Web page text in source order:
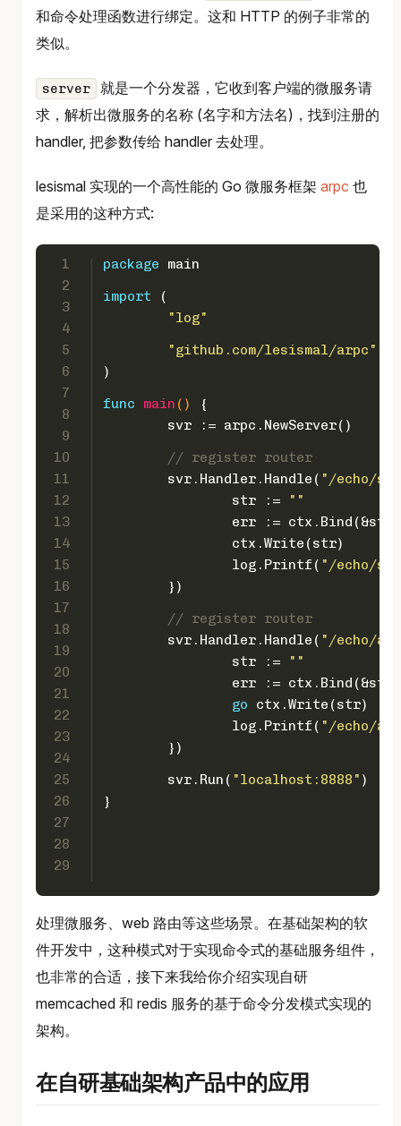
和命令处理函数进行绑定。这和 HTTP 的例子非常的
类似。
server
就是一个分发器，它收到客户端的微服务请
求，解析出微服务的名称 (名字和方法名)，找到注册的
handler, 把参数传给 handler 去处理。
lesismal 实现的一个高性能的 Go 微服务框架 arpc 也
是采用的这种方式:
1
2
3
4
5
6
7
8
9
10
11
12
13
14
15
16
17
18
19
20
21
22
23
24
25
26
27
28
29
package main
import (
"log"
"github.com/lesismal/arpc"
)
func
main ()
{
	svr := arpc.NewServer()
// register router
	svr.Handler.Handle(
"/echo/
		str :=
""
		err := ctx.Bind(&str)
		ctx.Write(str)
		log.Printf(
"/echo/
	})
// register router
	svr.Handler.Handle(
"/echo/
		str :=
""
		err := ctx.Bind(&str)
go ctx.Write(str)
		log.Printf(
"/echo/
	})
	svr.Run(
"localhost:8888" )
}
处理微服务、web 路由等这些场景。在基础架构的软
件开发中，这种模式对于实现命令式的基础服务组件，
也非常的合适，接下来我给你介绍实现自研
memcached 和 redis 服务的基于命令分发模式实现的
架构。
在自研基础架构产品中的应用